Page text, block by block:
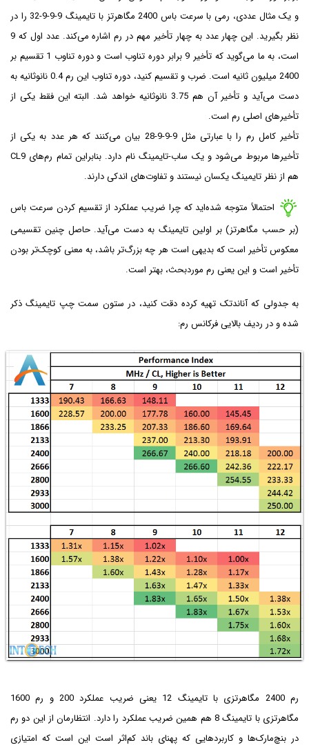
و یک مثال عددی، رمی با سرعت باس 2400 مگاهرتز با تایمینگ 9-9-9-32 را در
نظر بگیرید. این چهار عدد به چهار تأخیر مهم در رم اشاره می‌کند. عدد اول که 9
است، به ما می‌گوید که تأخیر 9 برابر دوره تناوب است و دوره تناوب 1 تقسیم بر
2400 میلیون ثانیه است. ضرب و تقسیم کنید، دوره تناوب این رم 0.4 نانوثانیه به
دست می‌آید و تأخیر آن هم 3.75 نانوثانیه خواهد شد. البته این فقط یکی از
تأخیرهای اصلی رم است.
تأخیر کامل رم را با عبارتی مثل 9-9-9-28 بیان می‌کنند که هر عدد به یکی از
تأخیرها مربوط می‌شود و یک ساب‌-تایمینگ نام دارد. بنابراین تمام رم‌های CL9
هم از نظر تایمینگ یکسان نیستند و تفاوت‌های اندکی دارند.
احتمالاً متوجه شده‌اید که چرا ضریب عملکرد از تقسیم کردن سرعت باس
(بر حسب مگاهرتز) بر اولین تایمینگ به دست می‌آید. حاصل چنین تقسیمی
معکوس تأخیر است که بدیهی است هر چه بزرگ‌تر باشد، به معنی کوچک‌تر بودن
تأخیر است و این یعنی رم موردبحث، بهتر است.
به جدولی که آناندتک تهیه کرده دقت کنید، در ستون سمت چپ تایمینگ ذکر
شده و در ردیف بالایی فرکانس رم:
رم 2400 مگاهرتزی با تایمینگ 12 یعنی ضریب عملکرد 200 و رم 1600
مگاهرتزی با تایمینگ 8 هم همین ضریب عملکرد را دارد. انتظارمان از این دو رم
در بنچ‌مارک‌ها و کاربردهایی که پهنای باند کم‌اثر است این است که امتیازی